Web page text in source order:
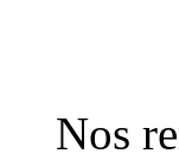
Nos